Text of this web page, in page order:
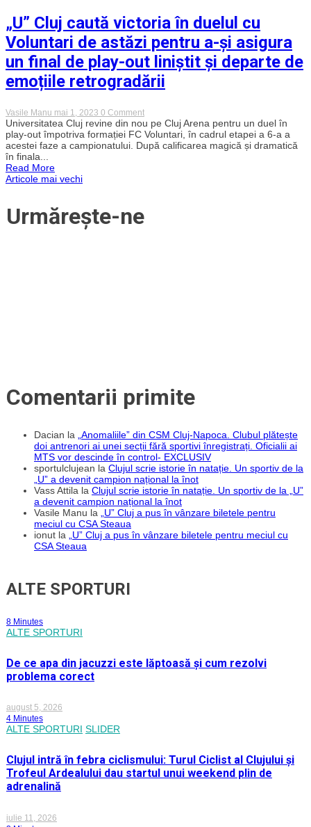
lovitura
în
prelungirile
meciului
prin
„dubla”
lui
Daniel
„U” Cluj caută victoria în duelul cu
Voluntari de astăzi pentru a-și asigura
un final de play-out liniștit și departe de
emoțiile retrogradării
Vasile Manu mai 1, 2023 0 Commenton
„U”
Cluj
caută
victoria
pentru
Universitatea Cluj revine din nou pe Cluj Arena pentru un duel în
play-out împotriva formației FC Voluntari, în cadrul etapei a 6-a a
acestei faze a campionatului. După calificarea magică și dramatică
în finala...
Read More
Navigare
în
Articole mai vechi
Urmărește-ne
Comentarii primite
Dacian la
„Anomaliile” din CSM Cluj-Napoca. Clubul plătește
doi antrenori ai unei secții fără sportivi înregistrați. Oficialii ai
MTS vor descinde în control- EXCLUSIV
sportulclujean la Clujul scrie istorie în natație. Un sportiv de la
„U” a devenit campion național la înot
Vass Attila la Clujul scrie istorie în natație. Un sportiv de la „U”
a devenit campion național la înot
Vasile Manu la
„U” Cluj a pus în vânzare biletele pentru
meciul cu CSA Steaua
ionut la
„U” Cluj a pus în vânzare biletele pentru meciul cu
CSA Steaua
ALTE SPORTURI
8 Minutes
ALTE SPORTURI
De ce apa din jacuzzi este lăptoasă și cum rezolvi
problema corect
august 5, 2026
4 Minutes
ALTE SPORTURI SLIDER
Clujul intră în febra ciclismului: Turul Ciclist al Clujului și
Trofeul Ardealului dau startul unui weekend plin de
adrenalină
iulie 11, 2026